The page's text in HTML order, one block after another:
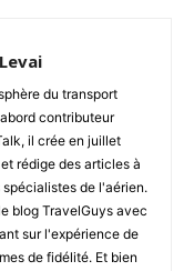
du transport
contributeur
il crée en juillet
rédige des articles à
de l'aérien.
blog TravelGuys avec
sur l'expérience de
de fidélité. Et bien